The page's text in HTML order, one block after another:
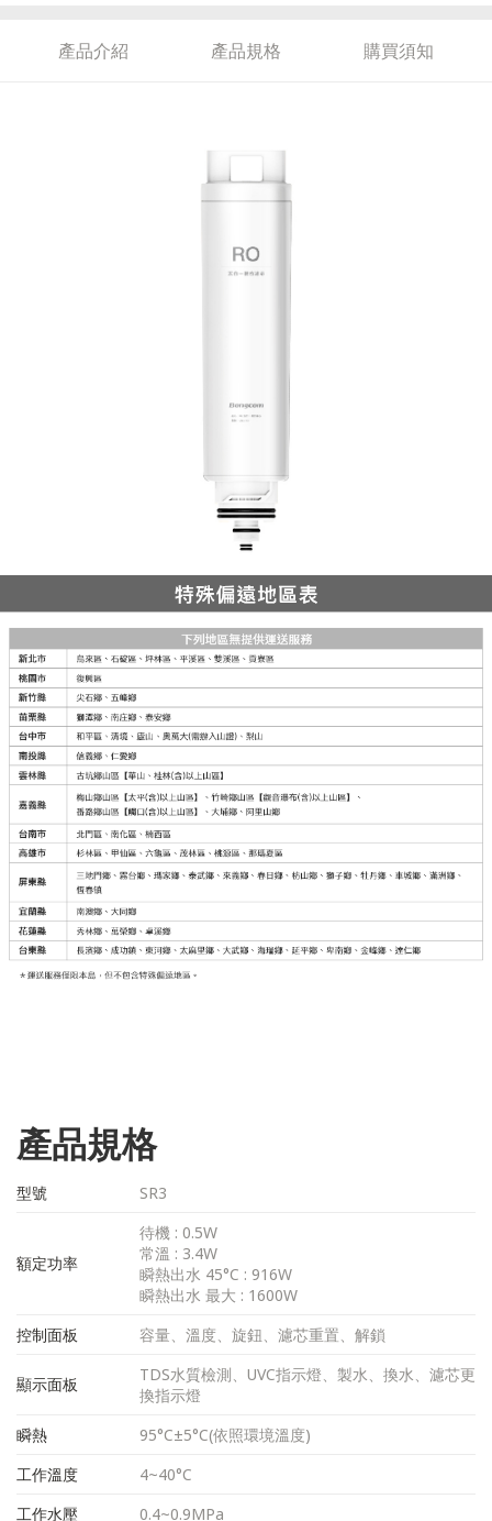
產品介紹 產品規格 購買須知
產品規格
型號 SR3
額定功率
待機 : 0.5W
常溫 : 3.4W
瞬熱出水 45°C : 916W
瞬熱出水 最大 : 1600W
控制面板
容量、溫度、旋鈕、濾芯重置、解鎖
顯示面板
TDS水質檢測、UVC指示燈、製水、換水、濾芯更
換指示燈
瞬熱
95°C±5°C(依照環境溫度)
工作溫度
4~40°C
工作水壓
0.4~0.9MPa